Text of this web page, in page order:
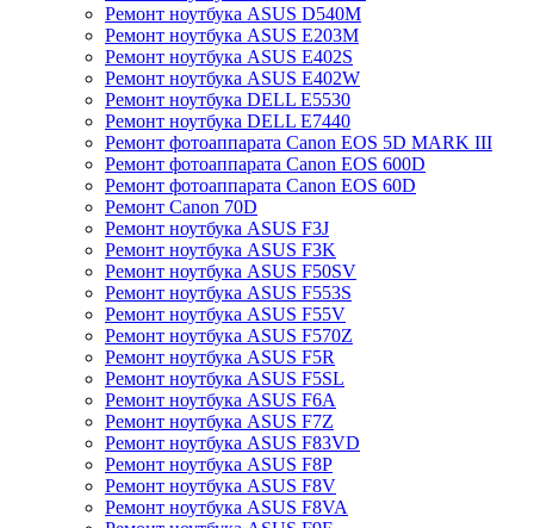
Ремонт ноутбука ASUS D540M
Ремонт ноутбука ASUS E203M
Ремонт ноутбука ASUS E402S
Ремонт ноутбука ASUS E402W
Ремонт ноутбука DELL E5530
Ремонт ноутбука DELL E7440
Ремонт фотоаппарата Canon EOS 5D MARK III
Ремонт фотоаппарата Canon EOS 600D
Ремонт фотоаппарата Canon EOS 60D
Ремонт Canon 70D
Ремонт ноутбука ASUS F3J
Ремонт ноутбука ASUS F3K
Ремонт ноутбука ASUS F50SV
Ремонт ноутбука ASUS F553S
Ремонт ноутбука ASUS F55V
Ремонт ноутбука ASUS F570Z
Ремонт ноутбука ASUS F5R
Ремонт ноутбука ASUS F5SL
Ремонт ноутбука ASUS F6A
Ремонт ноутбука ASUS F7Z
Ремонт ноутбука ASUS F83VD
Ремонт ноутбука ASUS F8P
Ремонт ноутбука ASUS F8V
Ремонт ноутбука ASUS F8VA